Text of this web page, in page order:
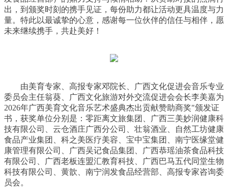
出，到颁奖时刻的携手见证，每份助力都让活动更具温度与力
量。特此以最诚挚的心意，感谢每一位伙伴的信任与相伴，愿
未来继续携手，共赴美好！
由美育专家、高报专家邓院长、广西文化促进会音乐专业
委员会主任翁葵、广西文化旅游对外交流促进会会长李美嘉为
2026年广西美育文化音乐艺术盛典杰出贡献赞助商奖"颁发证
书，获奖单位分别是：零距离文旅集团、广西三美妙润健康科
技有限公司、云仓酒庄广西分公司、壮翁酒业、自然工坊健康
食品产业集团、科之美医疗美容、宝中宝集团、南宁医缘堂健
康管理有限公司、广西吴记食品集团、广西恭瑶油茶食品科技
有限公司、广西老板连盟汇教育科技、广西巴马五代同堂生物
科技有限公司、黄歆、南宁润发食品经营部、高报专家咨询委
员会。